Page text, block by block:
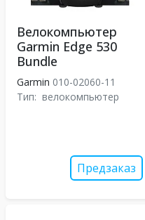
Велокомпьютер
Garmin Edge 530
Bundle
Garmin 010-02060-11
Тип: велокомпьютер
Предзаказ